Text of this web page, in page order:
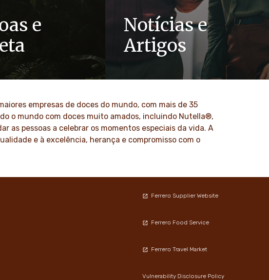
e
familiar, valores
integridade e inovação
Notícias e
Artigos
Conheça a nossa página de notícias
para ter atualizações, artigos e
SAIBA MAIS
empresas de doces do mundo, com mais de 35
o mundo com doces muito amados, incluindo Nutella®,
as pessoas a celebrar os momentos especiais da vida. A
e à excelência, herança e compromisso com o
Ferrero Supplier Website
Ferrero Food Service
Ferrero Travel Market
Vulnerability Disclosure Policy